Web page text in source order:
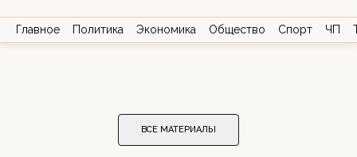
Главное Политика Экономика Общество Спорт ЧП
ВСЕ МАТЕРИАЛЫ